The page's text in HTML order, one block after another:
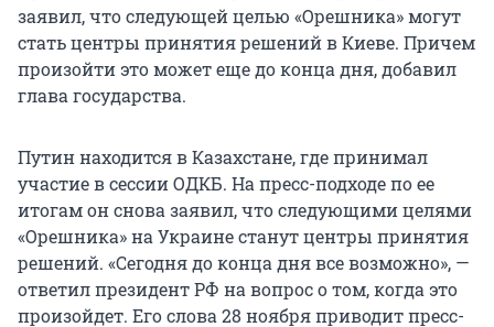
заявил, что следующей целью «Орешника» могут
стать центры принятия решений в Киеве. Причем
произойти это может еще до конца дня, добавил
глава государства.
Путин находится в Казахстане, где принимал
участие в сессии ОДКБ. На пресс-подходе по ее
итогам он снова заявил, что следующими целями
«Орешника» на Украине станут центры принятия
решений. «Сегодня до конца дня все возможно», —
ответил президент РФ на вопрос о том, когда это
произойдет. Его слова 28 ноября приводит пресс-